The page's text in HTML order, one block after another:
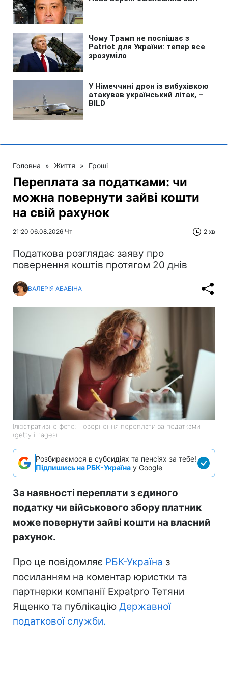
Головна » Життя » Гроші
Переплата за податками: чи
можна повернути зайві кошти
на свій рахунок
21:20 06.08.2026 Чт 2 хв
Податкова розглядає заяву про
повернення коштів протягом 20 днів
ВАЛЕРІЯ АБАБІНА
Ілюстративне фото: Повернення переплати за податками
(getty images)
Розбираємося в субсидіях та пенсіях за тебе!
Підпишись на РБК-Україна у Google
За наявності переплати з єдиного
податку чи військового збору платник
може повернути зайві кошти на власний
рахунок.
Про це повідомляє РБК-Україна з
посиланням на коментар юристки та
партнерки компанії Expatpro Тетяни
Ященко та публікацію Державної
податкової служби.